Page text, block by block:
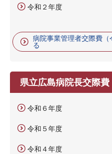
令和２年度
病院事業管理者交際費
る
県立広島病院長交際費
令和６年度
令和５年度
令和４年度